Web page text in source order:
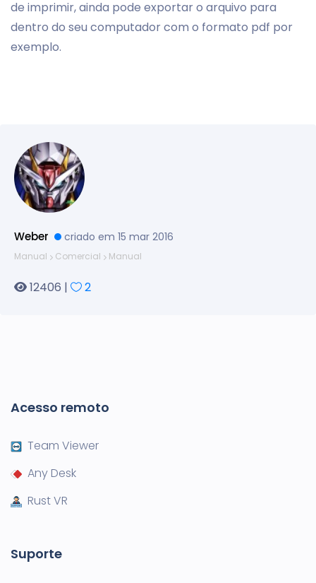
de imprimir, ainda pode exportar o arquivo para
dentro do seu computador com o formato pdf por
exemplo.
Weber criado em 15 mar 2016
Manual Comercial Manual
12406 | 2
Acesso remoto
Team Viewer
Any Desk
Rust VR
Suporte